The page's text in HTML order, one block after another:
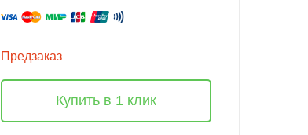
Предзаказ
Купить в 1 клик